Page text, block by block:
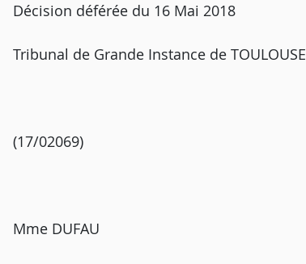
Décision déférée du 16 Mai 2018
Tribunal de Grande Instance de TOULOUSE
(17/02069)
Mme DUFAU